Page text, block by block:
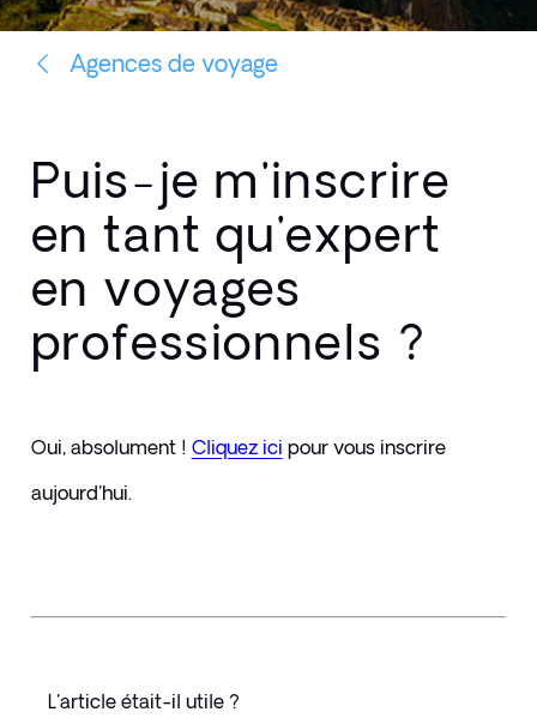
Agences de voyage
Puis-je m'inscrire
en tant qu'expert
en voyages
professionnels ?
Oui, absolument ! Cliquez ici pour vous inscrire
aujourd'hui.
L'article était-il utile ?